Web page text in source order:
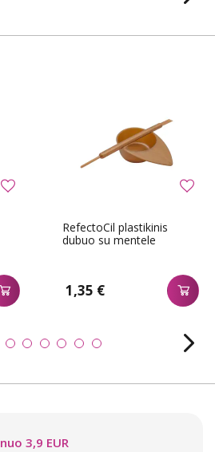
RefectoCil plastikinis
dubuo su mentele
1,35 €
nuo 3,9 EUR